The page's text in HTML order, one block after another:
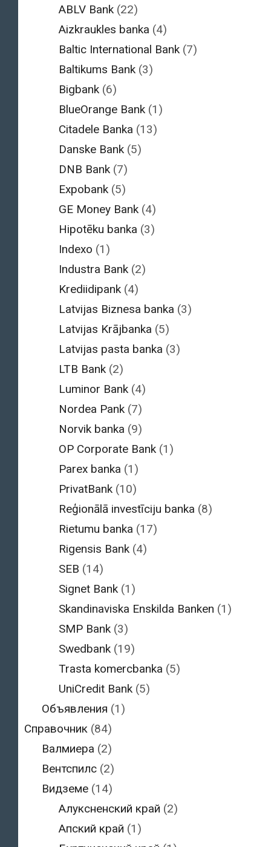
ABLV Bank (22)
Aizkraukles banka (4)
Baltic International Bank (7)
Baltikums Bank (3)
Bigbank (6)
BlueOrange Bank (1)
Citadele Banka (13)
Danske Bank (5)
DNB Bank (7)
Expobank (5)
GE Money Bank (4)
Hipotēku banka (3)
Indexo (1)
Industra Bank (2)
Krediidipank (4)
Latvijas Biznesa banka (3)
Latvijas Krājbanka (5)
Latvijas pasta banka (3)
LTB Bank (2)
Luminor Bank (4)
Nordea Pank (7)
Norvik banka (9)
OP Corporate Bank (1)
Parex banka (1)
PrivatBank (10)
Reģionālā investīciju banka (8)
Rietumu banka (17)
Rigensis Bank (4)
SEB (14)
Signet Bank (1)
Skandinaviska Enskilda Banken (1)
SMP Bank (3)
Swedbank (19)
Trasta komercbanka (5)
UniCredit Bank (5)
Объявления (1)
Справочник (84)
Валмиера (2)
Вентспилс(2)
Видземе(14)
Алуксненский край (2)
Апский край (1)